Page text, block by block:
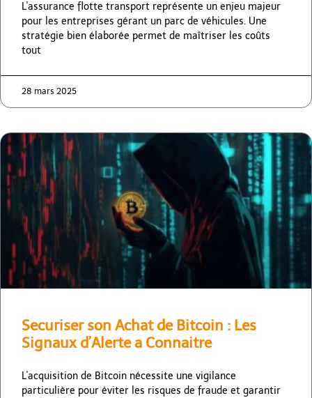
L'assurance flotte transport représente un enjeu majeur
pour les entreprises gérant un parc de véhicules. Une
stratégie bien élaborée permet de maîtriser les coûts
tout
28 mars 2025
Securiser son Achat de Bitcoin : Les
Signaux d’Alerte a Connaitre
L'acquisition de Bitcoin nécessite une vigilance
particulière pour éviter les risques de fraude et garantir